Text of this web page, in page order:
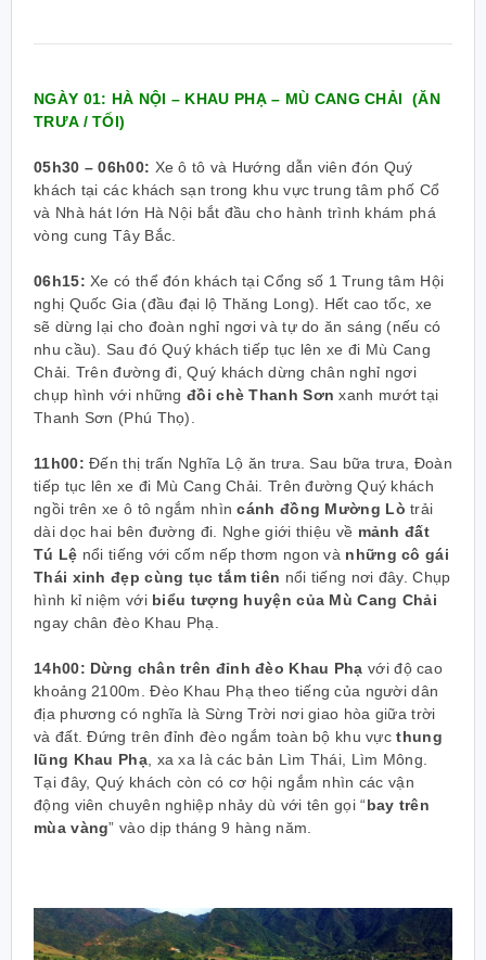
NGÀY 01: HÀ NỘI – KHAU PHẠ – MÙ CANG CHẢI
(ĂN
TRƯA / TỐI)
05h30 – 06h00: Xe ô tô và Hướng dẫn viên đón Quý
khách tại các khách sạn trong khu vực trung tâm phố Cổ
và Nhà hát lớn Hà Nội bắt đầu cho hành trình khám phá
vòng cung Tây Bắc.
06h15: Xe có thể đón khách tại Cổng số 1 Trung tâm Hội
nghị Quốc Gia (đầu đại lộ Thăng Long). Hết cao tốc, xe
sẽ dừng lại cho đoàn nghỉ ngơi và tự do ăn sáng (nếu có
nhu cầu). Sau đó Quý khách tiếp tục lên xe đi Mù Cang
Chải. Trên đường đi, Quý kháchdừng chân nghỉ ngơi
chụp hình với nhữngđồi chè Thanh Sơn xanh mướt tại
Thanh Sơn (Phú Thọ).
11h00: Đến thị trấn Nghĩa Lộ ăn trưa. Sau bữa trưa, Đoàn
tiếp tục lên xe đi Mù Cang Chải. Trên đường Quý khách
ngồi trên xe ô tô ngắm nhìncánh đồng Mường Lò trải
dài dọc hai bên đường đi. Nghe giới thiệu về mảnh đất
Tú Lệ nổi tiếng với cốm nếp thơm ngon và những cô gái
Thái xinh đẹp cùng tục tắm tiên nổi tiếng nơi đây. Chụp
hình kỉ niệm với biểu tượng huyện của Mù Cang Chải
ngay chân đèo Khau Phạ.
14h00: Dừng chân trên đỉnh đèo Khau Phạ với độ cao
khoảng 2100m. Đèo Khau Phạ theo tiếng của người dân
địa phương có nghĩa là Sừng Trời nơi giao hòa giữa trời
và đất. Đứng trên đỉnh đèo ngắm toàn bộ khu vựcthung
lũng Khau Phạ, xa xa là các bản Lìm Thái, Lìm Mông.
Tại đây, Quý khách còn có cơ hội ngắm nhìn các vận
động viên chuyên nghiệp nhảy dù với tên gọi “bay trên
mùa vàng” vào dịp tháng 9 hàng năm.